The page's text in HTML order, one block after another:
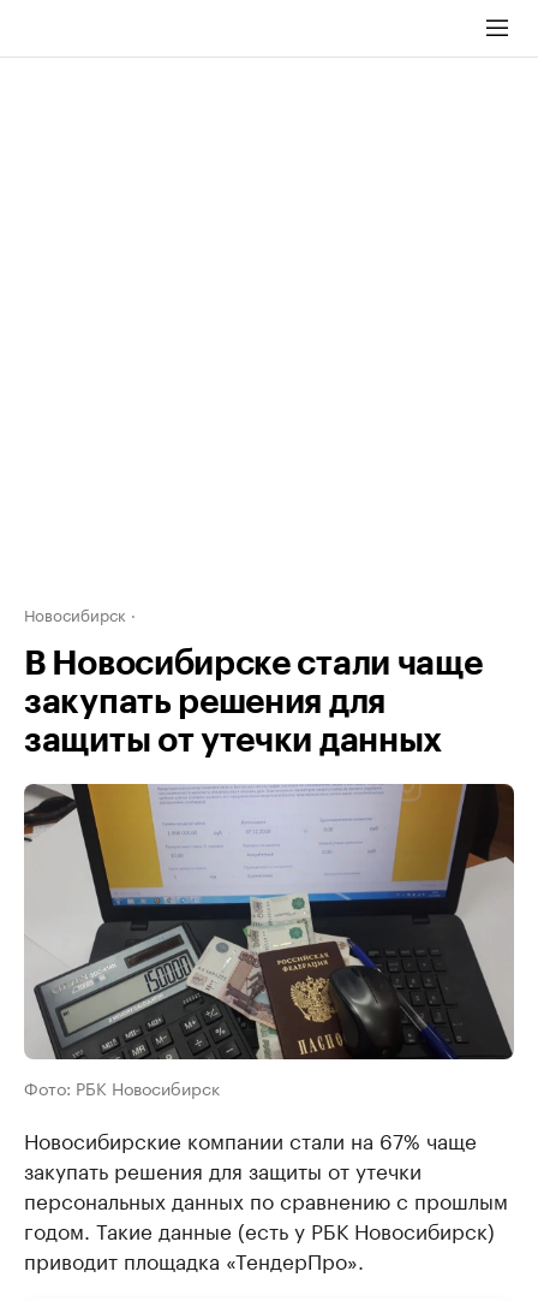
Новосибирск
В Новосибирске стали чаще
закупать решения для
защиты от утечки данных
Фото: РБК Новосибирск
Новосибирские компании стали на 67% чаще
закупать решения для защиты от утечки
персональных данных по сравнению с прошлым
годом. Такие данные (есть у РБК Новосибирск)
приводит площадка «ТендерПро».